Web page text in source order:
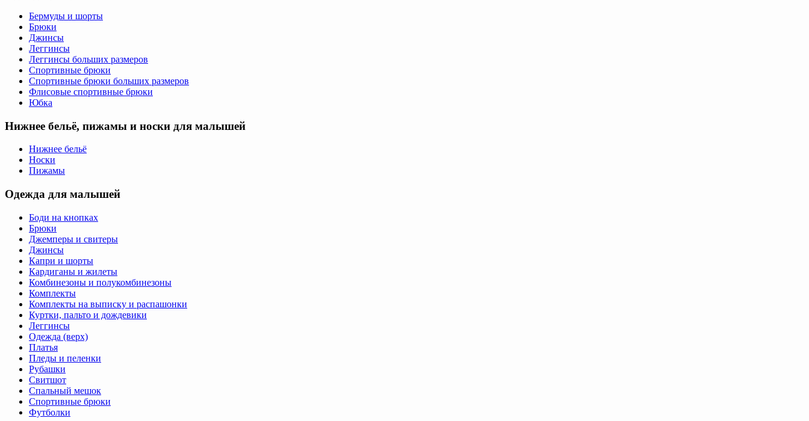
Бермуды и шорты
Брюки
Джинсы
Леггинсы
Леггинсы больших размеров
Спортивные брюки
Спортивные брюки больших размеров
Флисовые спортивные брюки
Юбка
Нижнее бельё, пижамы и носки для малышей
Нижнее бельё
Носки
Пижамы
Одежда для малышей
Боди на кнопках
Брюки
Джемперы и свитеры
Джинсы
Капри и шорты
Кардиганы и жилеты
Комбинезоны и полукомбинезоны
Комплекты
Комплекты на выписку и распашонки
Куртки, пальто и дождевики
Леггинсы
Одежда (верх)
Платья
Пледы и пеленки
Рубашки
Свитшот
Спальный мешок
Спортивные брюки
Футболки